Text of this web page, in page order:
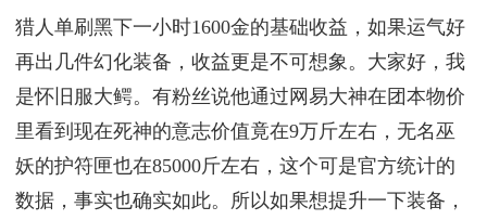
猎人单刷黑下一小时1600金的基础收益，如果运气好
再出几件幻化装备，收益更是不可想象。大家好，我
是怀旧服大鳄。有粉丝说他通过网易大神在团本物价
里看到现在死神的意志价值竟在9万斤左右，无名巫
妖的护符匣也在85000斤左右，这个可是官方统计的
数据，事实也确实如此。所以如果想提升一下装备，